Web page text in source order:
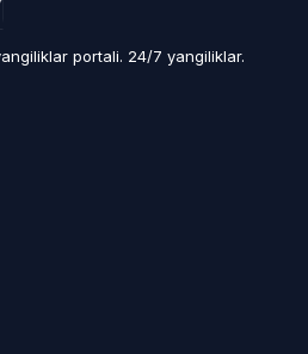
portali. 24/7 yangiliklar.